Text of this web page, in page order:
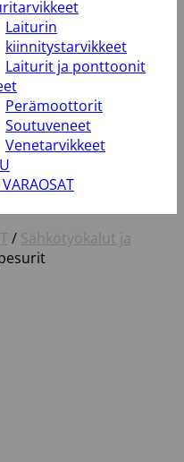
Laiturin
kiinnitystarvikkeet
Laiturit ja ponttoonit
Perämoottorit
Soutuveneet
Venetarvikkeet
/ Sähkötyökalut ja